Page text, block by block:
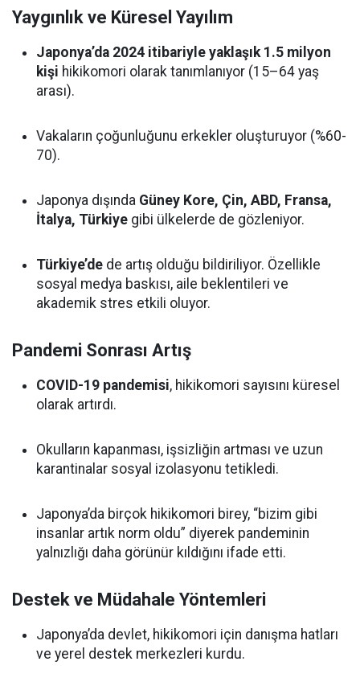
Yaygınlık ve Küresel Yayılım
Japonya’da 2024 itibariyle yaklaşık 1.5 milyon
kişi hikikomori olarak tanımlanıyor (15–64 yaş
arası).
Vakaların çoğunluğunu erkekler oluşturuyor (%60-
70).
Japonya dışında Güney Kore, Çin, ABD, Fransa,
İtalya, Türkiye gibi ülkelerde de gözleniyor.
Türkiye’de de artış olduğu bildiriliyor. Özellikle
sosyal medya baskısı, aile beklentileri ve
akademik stres etkili oluyor.
Pandemi Sonrası Artış
COVID-19 pandemisi, hikikomori sayısını küresel
olarak artırdı.
Okulların kapanması, işsizliğin artması ve uzun
karantinalar sosyal izolasyonu tetikledi.
Japonya’da birçok hikikomori birey, “bizim gibi
insanlar artık norm oldu” diyerek pandeminin
yalnızlığı daha görünür kıldığını ifade etti.
Destek ve Müdahale Yöntemleri
Japonya’da devlet, hikikomori için danışma hatları
ve yerel destek merkezleri kurdu.